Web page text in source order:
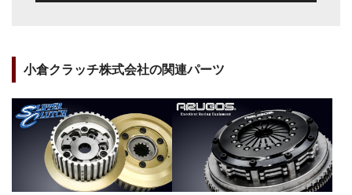
小倉クラッチ株式会社の関連パーツ